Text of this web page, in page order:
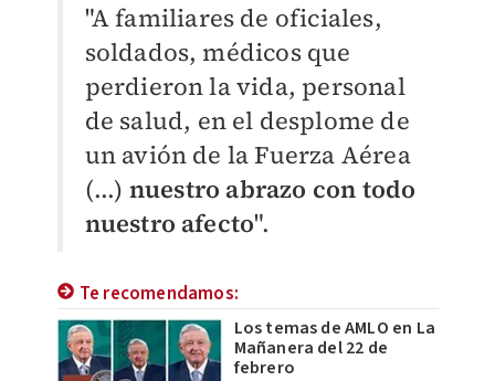
"A familiares de oficiales,
soldados, médicos que
perdieron la vida, personal
de salud, en el desplome de
un avión de la Fuerza Aérea
(...) nuestro abrazo con todo
nuestro afecto".
Te recomendamos:
Los temas de AMLO en La
Mañanera del 22 de
febrero